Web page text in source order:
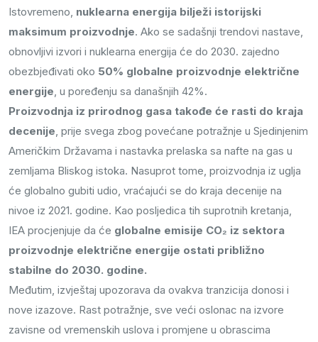
Istovremeno, nuklearna energija bilježi istorijski
maksimum proizvodnje. Ako se sadašnji trendovi nastave,
obnovljivi izvori i nuklearna energija će do 2030. zajedno
obezbjeđivati oko 50% globalne proizvodnje električne
energije, u poređenju sa današnjih 42%.
Proizvodnja iz prirodnog gasa takođe će rasti do kraja
decenije, prije svega zbog povećane potražnje u Sjedinjenim
Američkim Državama i nastavka prelaska sa nafte na gas u
zemljama Bliskog istoka. Nasuprot tome, proizvodnja iz uglja
će globalno gubiti udio, vraćajući se do kraja decenije na
nivoe iz 2021. godine. Kao posljedica tih suprotnih kretanja,
IEA procjenjuje da će globalne emisije CO₂ iz sektora
proizvodnje električne energije ostati približno
stabilne do 2030. godine.
Međutim, izvještaj upozorava da ovakva tranzicija donosi i
nove izazove. Rast potražnje, sve veći oslonac na izvore
zavisne od vremenskih uslova i promjene u obrascima